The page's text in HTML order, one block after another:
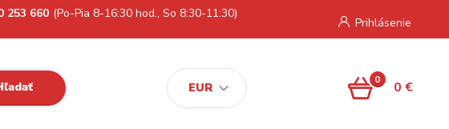
EUR
Prihlásenie
253 660 (Po-Pia 8-16:30 hod., So 8:30-11:30)
0 0 €